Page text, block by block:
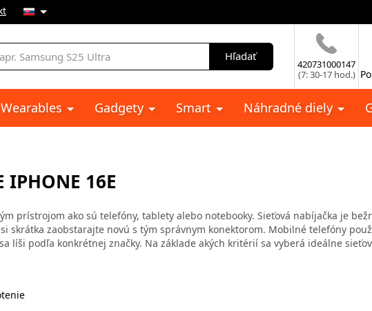
Hľadať
420731000147
(7: 30-17 hod.)
Wearables Gadgety Smart Náhradné diely
IPHONE 16E
prístrojom ako sú telefóny, tablety alebo notebooky. Sieťová nabíjačka je
skrátka zaobstarajte novú s tým správnym konektorom. Mobilné telefóny
líši podľa konkrétnej značky. Na základe akých kritérií sa vyberá ideálne